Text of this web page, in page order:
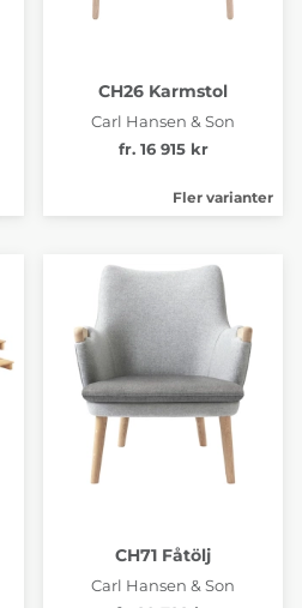
CH26 Karmstol
Carl Hansen & Son
fr. 16 915 kr
Fler varianter
CH71 Fåtölj
Carl Hansen & Son